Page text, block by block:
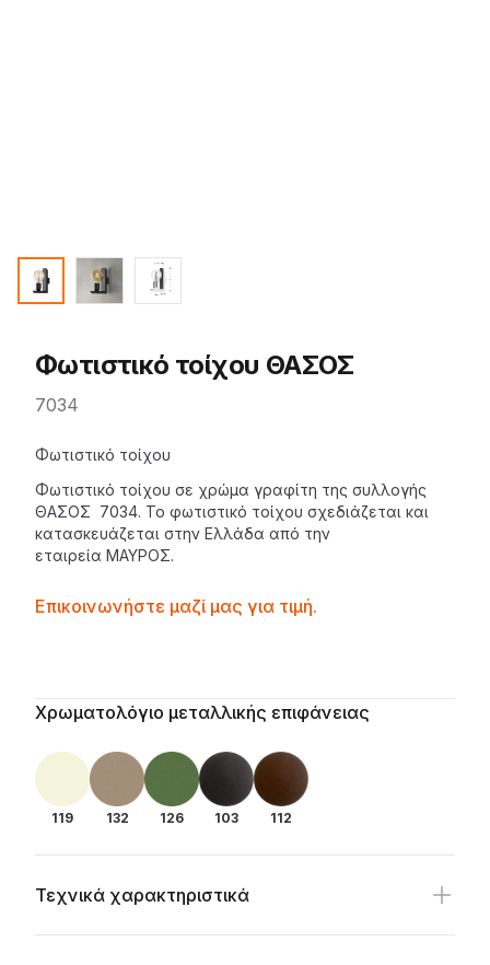
Φωτιστικό τοίχου ΘΑΣΟΣ
7034
Description
Φωτιστικό τοίχου
Φωτιστικό τοίχου σε χρώμα γραφίτη της συλλογής
ΘΑΣΟΣ 7034. Το φωτιστικό τοίχου σχεδιάζεται και
κατασκευάζεται στην Ελλάδα από την
εταιρεία ΜΑΥΡΟΣ.
Contactprice
Επικοινωνήστε μαζί μας για τιμή.
Additional details
Χρωματολόγιο μεταλλικής επιφάνειας
119 132 126 103 112
Τεχνικά χαρακτηριστικά